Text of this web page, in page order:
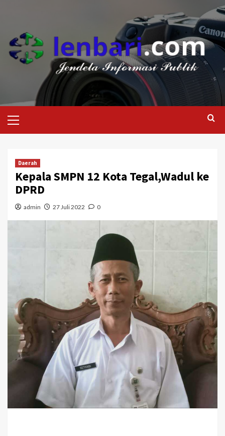
Daerah
Kepala SMPN 12 Kota Tegal,Wadul ke
DPRD
admin 27 Juli 2022 0